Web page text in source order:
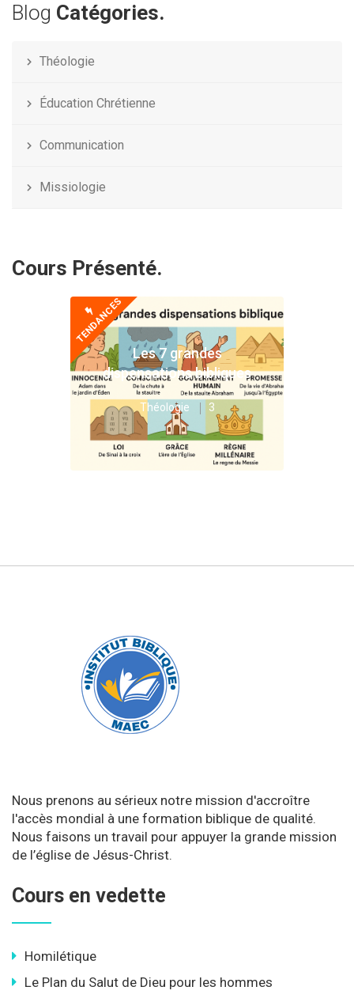
Blog Catégories.
Théologie
Éducation Chrétienne
Communication
Missiologie
Cours Présenté.
TENDANCES
Les 7 grandes
dispensations bibliques
Théologie 3
Nous prenons au sérieux notre mission d'accroître
l'accès mondial à une formation biblique de qualité.
Nous faisons un travail pour appuyer la grande mission
de l’église de Jésus-Christ.
Cours en vedette
Homilétique
Le Plan du Salut de Dieu pour les hommes